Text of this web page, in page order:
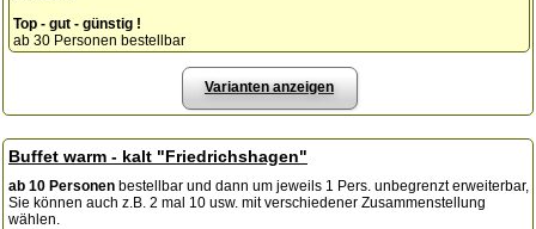
Top - gut - günstig !
ab 30 Personen bestellbar
Varianten anzeigen
Buffet warm - kalt "Friedrichshagen"
ab 10 Personen bestellbar und dann um jeweils 1 Pers. unbegrenzt erweiterbar,
Sie können auch z.B. 2 mal 10 usw. mit verschiedener Zusammenstellung
wählen.